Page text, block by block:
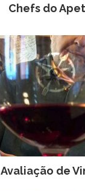
Chefs do
Avaliação de